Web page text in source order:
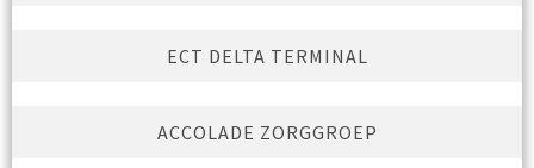
ECT DELTA TERMINAL
ACCOLADE ZORGGROEP